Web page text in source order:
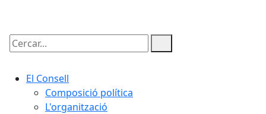
Cercar:
El Consell
Composició política
L'organització